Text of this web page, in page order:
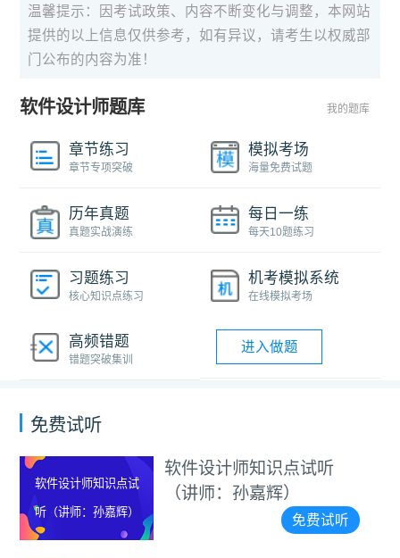
温馨提示：因考试政策、内容不断变化与调整，本网站
提供的以上信息仅供参考，如有异议，请考生以权威部
门公布的内容为准！
软件设计师题库 我的题库
章节练习
章节专项突破
模拟考场
海量免费试题
历年真题
真题实战演练
每日一练
每天10题练习
习题练习
核心知识点练习
机考模拟系统
在线模拟考场
高频错题
错题突破集训
进入做题
免费试听
软件设计师知识点试
听（讲师：孙嘉辉）
软件设计师知识点试听
（讲师：孙嘉辉）
免费试听